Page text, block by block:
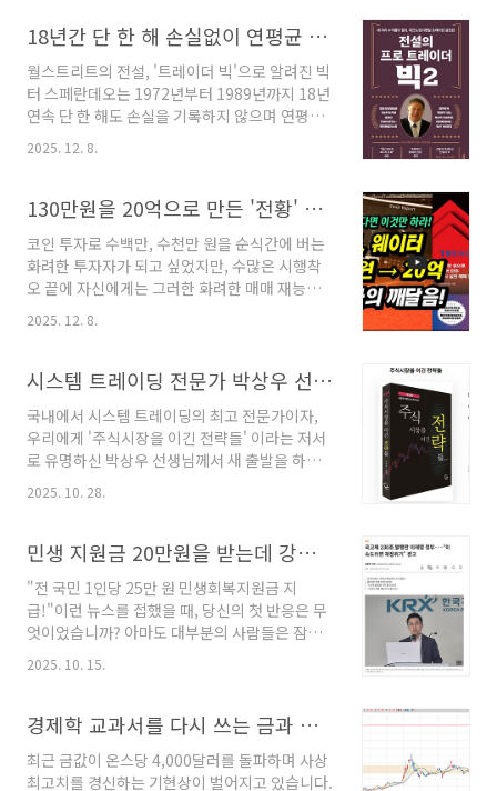
와 경영, 삶의 지혜 1983~2025』입니..
결실을 맺게 되는 것인데요. 이렇듯 성공을 설계
하는 사람도, 심지어 패배를 설계하는 사람도 결
국은 자기 자신이라는 점을 깊이 인식해야 합니
다. 따라서 진정으로 훌륭한 선수는 자신이 언제
나 배울 것이 많다는 사실을 겸손하게 아는 사람
이며, 경험을 통해 학습하지 못하는 선수는 그 어
해서는 단순한 기량을 쌓는 훈련보다는 분노를
조절하는 ..
18년간 단 한 해 손실없이 연평균 72%의 수익을 올린 빅터 스페란데오의 매매 기법
월스트리트의 전설, '트레이더 빅'으로 알려진 빅
터 스페란데오는 1972년부터 1989년까지 18년
연속 단 한 해도 손실을 기록하지 않으며 연평균
. 그의 투자 여정에서 가장 극적인 순간은 1987년
측하고, '블랙 먼데이' 당일 다우존스 지수를 공매
도하여 하루 만에 300%의 수익을 올린 사건일
것입니다 .이처럼 놀라운 성과의 이면에는 그만
의 독창적이고 통합적인 투자 철학이 자리 잡고
있는데, 바로 경제 펀더멘털 분석과 기술적 분석
을 결합한 '테크노펀더멘털(Techno-
이 테크노펀더멘털 트레이딩의 정수를..
2025. 12. 8.
130만원을 20억으로 만든 '전황' 트레이더의 대형주 추세 추종 매매 원칙
코인 투자로 수백만, 수천만 원을 순식간에 버는
화려한 투자자가 되고 싶었지만, 수많은 시행착
오 끝에 자신에게는 그러한 화려한 매매 재능이
니다. 그는 막노동으로 번 1천만 원으로 주식을
100만 원짜리 유료 강의를 들었음에도 최종 잔액
은 130만 원이라는 참혹한 수준에 이르렀습니다.
이처럼 비참한 실패를 겪은 후, 그는 일확천금의
매매가 아니라, 느리지만 확실하게 계좌를 성장
시키는 매매를 선택하기로 결심하게 되었습니다.
이러한 깨달음을 바탕으로 그는 마침내 느리고
배로 불어나 3,200만 원이 되는 기적을 보..
2025. 12. 8.
시스템 트레이딩 전문가 박상우 선생님 근황
국내에서 시스템 트레이딩의 최고 전문가이자,
우리에게 '주식시장을 이긴 전략들' 이라는 저서
로 유명하신 박상우 선생님께서 새 출발을 하신
다고 합니다박상우 선생님은 국내 시스템 트레이
딩 업계의 산 증인이라고 해도 무방하신 분이지
시스템 트레이딩, 기술적 분석의 최고 전문가이
람이면 누구나 잘 아는 예스 트레이더를 개발한
예스스탁에서 활동하셨고,최근에는 트레이딩과
기술적 분석, 퀀트에 관한 해박한 지식을 바탕으
로 암호화폐 트레이딩 서비스 (예스코인) 도 개발
전략에도 해박한 지식을 가지고 계신데, 시스템
트레이더/ 퀀트로 사실상..
2025. 10. 28.
민생 지원금 20만원을 받는데 강남 부자 아파트 값이 20억 오르는 이유는?
"전 국민 1인당 25만 원 민생회복지원금 지
급!"이런 뉴스를 접했을 때, 당신의 첫 반응은 무
엇이었습니까? 아마도 대부분의 사람들은 잠시
나마 기쁨을 느꼈을 것입니다. 당장 내 지갑에 없
던 돈이 생긴다니, 마다할 이유가 없겠지요. 공짜
무언가를 살 수 있다는 생각에 들떴을지도 모릅
를 해주는구나, 하는 안도감을 느꼈을 수도 있습
2025. 10. 15.
경제학 교과서를 다시 쓰는 금과 비트코인, 새로운 시대의 서막
최근 금값이 온스당 4,000달러를 돌파하며 사상
최고치를 경신하는 기현상이 벌어지고 있습니다.